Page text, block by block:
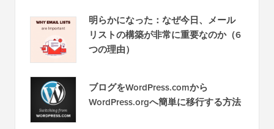
明らかになった：なぜ今日、メール
リストの構築が非常に重要なのか（6
ブログをWordPress.comから